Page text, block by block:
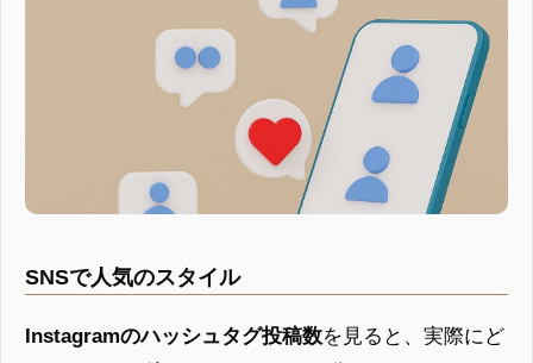
SNSで人気のスタイル
Instagramのハッシュタグ投稿数を見ると、実際にど